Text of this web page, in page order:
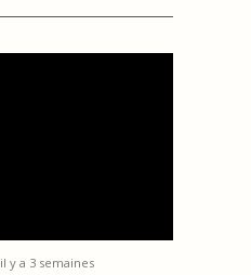
il y a 3 semaines